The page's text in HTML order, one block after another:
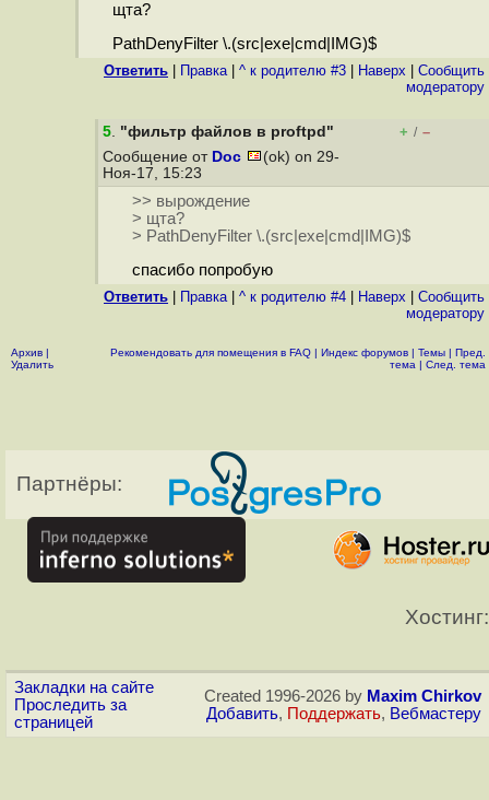
щта?
PathDenyFilter \.(src|exe|cmd|IMG)$
Ответить Правка| ^ к родителю #3 Наверх
Cообщить
модератору
5. "фильтр файлов в proftpd" + / –
Сообщение от Doc
(ok) on 29-
Ноя-17, 15:23
>> вырождение
> щта?
> PathDenyFilter \.(src|exe|cmd|IMG)$
спасибо попробую
Ответить Правка| ^ к родителю #4 Наверх
Cообщить
модератору
Архив |
Удалить
Рекомендовать для помещения в FAQ | Индекс форумов | Темы | Пред.
тема | След. тема
Партнёры:
Хостинг:
Закладки на сайте
Проследить за
страницей
Created 1996-2026 by Maxim Chirkov
Добавить, Поддержать, Вебмастеру